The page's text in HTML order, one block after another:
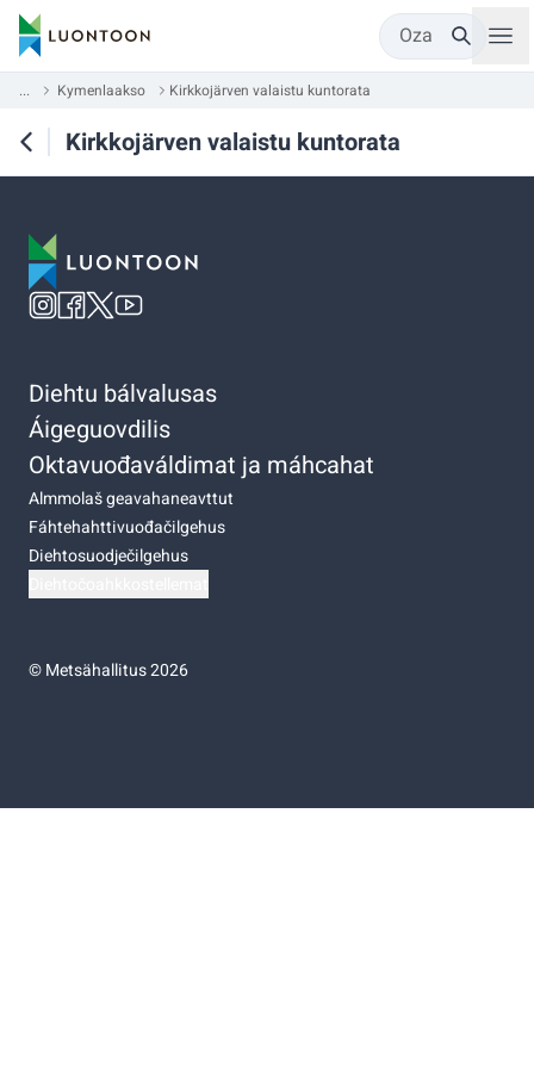
Oza
... Kymenlaakso Kirkkojärven valaistu kuntorata
Kirkkojärven valaistu kuntorata
Diehtu bálvalusas
Áigeguovdilis
Oktavuođaváldimat ja máhcahat
Almmolaš geavahaneavttut
Fáhtehahttivuođačilgehus
Diehtosuodječilgehus
©Metsähallitus 2026